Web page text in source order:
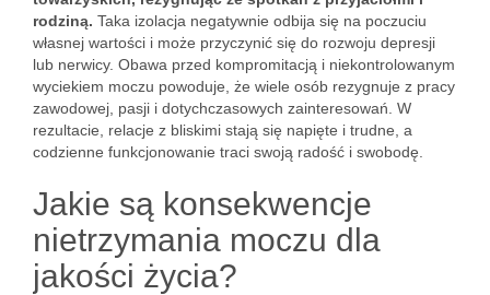
rodziną. Taka izolacja negatywnie odbija się na poczuciu
własnej wartości i może przyczynić się do rozwoju depresji
lub nerwicy. Obawa przed kompromitacją i niekontrolowanym
wyciekiem moczu powoduje, że wiele osób rezygnuje z pracy
zawodowej, pasji i dotychczasowych zainteresowań. W
rezultacie, relacje z bliskimi stają się napięte i trudne, a
codzienne funkcjonowanie traci swoją radość i swobodę.
Jakie są konsekwencje
nietrzymania moczu dla
jakości życia?